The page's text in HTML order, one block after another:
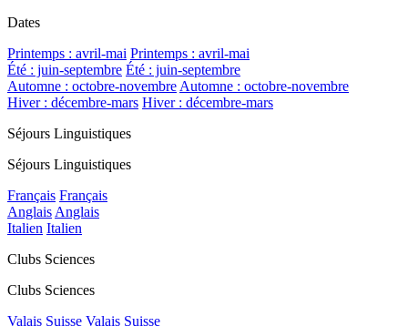
Dates
Printemps : avril-mai Printemps : avril-mai
Été : juin-septembre Été : juin-septembre
Automne : octobre-novembre Automne : octobre-novembre
Hiver : décembre-mars Hiver : décembre-mars
Séjours Linguistiques
Séjours Linguistiques
Français Français
Anglais Anglais
Italien Italien
Clubs Sciences
Clubs Sciences
Valais Suisse Valais Suisse